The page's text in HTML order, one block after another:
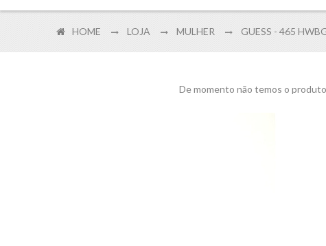
HOME LOJA MULHER GUESS - 465
De momento não temos o